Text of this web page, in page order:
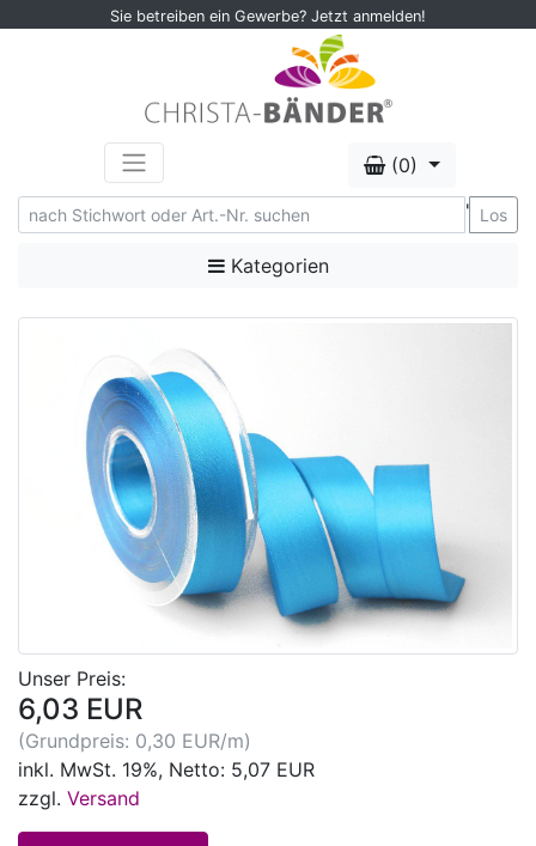
Sie betreiben ein Gewerbe? Jetzt anmelden!
(0)
' Los
Kategorien
Unser Preis:
6,03 EUR
(Grundpreis: 0,30 EUR/m)
inkl. MwSt. 19%, Netto: 5,07 EUR
zzgl. Versand